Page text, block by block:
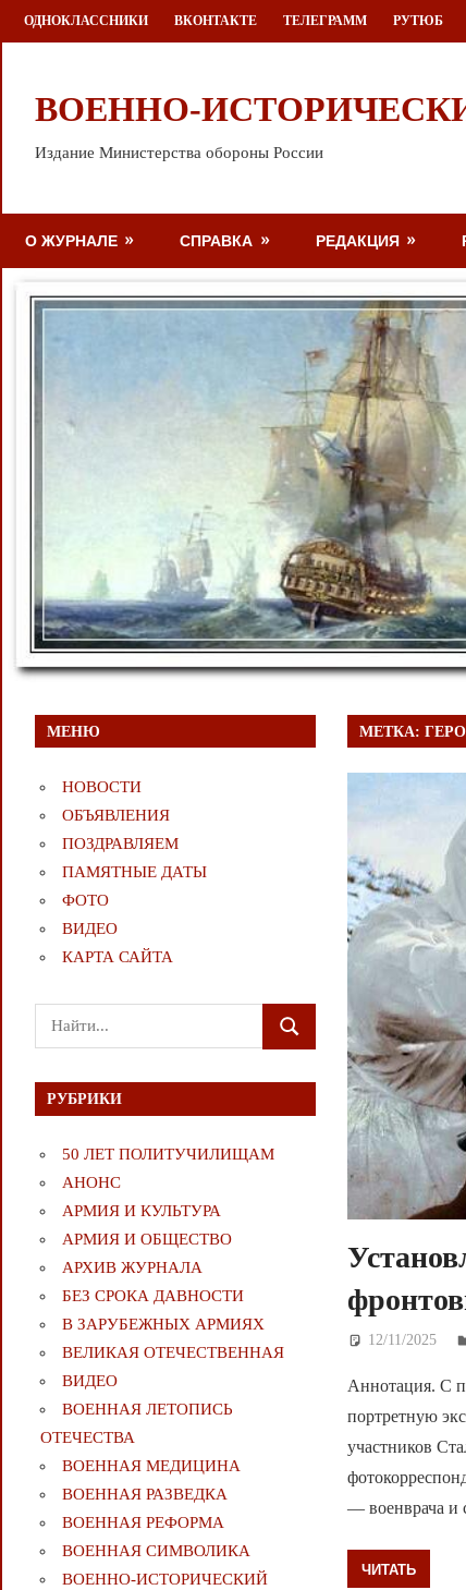
Перейти
к
ОДНОКЛАССНИКИ ВКОНТАКТЕ ТЕЛЕГРАММ РУТЮБ
ВОЕННО-
Издание Министерства обороны России
О ЖУРНАЛЕ СПРАВКА РЕДАКЦИЯ
МЕТКА:
12/11/2025
Аннотация. С
портретную
участников
— военврача и
ЧИТАТЬ
МЕНЮ
НОВОСТИ
ОБЪЯВЛЕНИЯ
ПОЗДРАВЛЯЕМ
ПАМЯТНЫЕ ДАТЫ
ФОТО
ВИДЕО
КАРТА САЙТА
Поиск
для:
ПОИСК
РУБРИКИ
50 ЛЕТ ПОЛИТУЧИЛИЩАМ
АНОНС
АРМИЯ И КУЛЬТУРА
АРМИЯ И ОБЩЕСТВО
АРХИВ ЖУРНАЛА
БЕЗ СРОКА ДАВНОСТИ
В ЗАРУБЕЖНЫХ АРМИЯХ
ВЕЛИКАЯ ОТЕЧЕСТВЕННАЯ
ВИДЕО
ВОЕННАЯ ЛЕТОПИСЬ
ОТЕЧЕСТВА
ВОЕННАЯ МЕДИЦИНА
ВОЕННАЯ РАЗВЕДКА
ВОЕННАЯ РЕФОРМА
ВОЕННАЯ СИМВОЛИКА
ВОЕННО-ИСТОРИЧЕСКИЙ